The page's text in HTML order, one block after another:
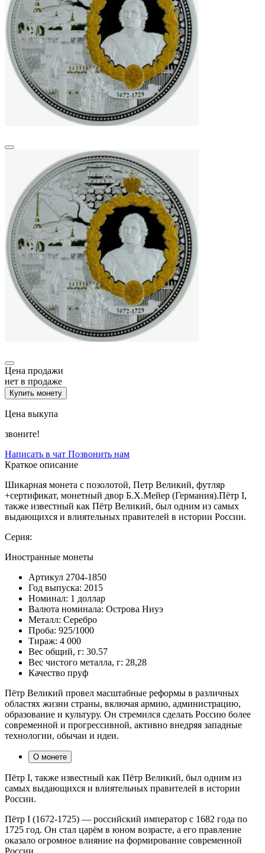
Цена продажи
нет в продаже
Купить монету
Цена выкупа
звоните!
Написать в чат Позвонить нам
Краткое описание
Шикарная монета с позолотой, Петр Великий, футляр
+сертификат, монетный двор Б.Х.Мейер (Германия).Пётр I,
также известный как Пётр Великий, был одним из самых
выдающихся и влиятельных правителей в истории России.
Серия:
Иностранные монеты
Артикул 2704-1850
Год выпуска: 2015
Номинал: 1 доллар
Валюта номинала: Острова Ниуэ
Металл: Серебро
Проба: 925/1000
Тираж: 4 000
Вес общий, г: 30.57
Вес чистого металла, г: 28,28
Качество пруф
Пётр Великий провел масштабные реформы в различных
областях жизни страны, включая армию, администрацию,
образование и культуру. Он стремился сделать Россию более
современной и прогрессивной, активно внедряя западные
технологии, обычаи и идеи.
О монете
Пётр I, также известный как Пётр Великий, был одним из
самых выдающихся и влиятельных правителей в истории
России.
Пётр I (1672-1725) — российский император с 1682 года по
1725 год. Он стал царём в юном возрасте, а его правление
оказало огромное влияние на формирование современной
России.